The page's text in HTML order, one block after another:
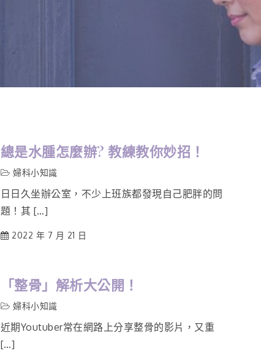
總是水腫怎麼辦? 教練教你妙招！
婦科小知識
日日久坐辦公室，不少上班族都發現自己肥胖的問
題！其 […]
2022 年 7 月 21 日
「整骨」解析大公開！
婦科小知識
近期Youtuber常在網路上分享整骨的影片，又重
[…]